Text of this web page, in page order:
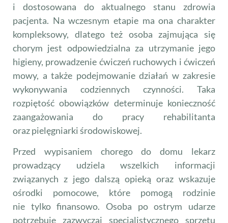
i dostosowana do aktualnego stanu zdrowia
pacjenta. Na wczesnym etapie ma ona charakter
kompleksowy, dlatego też osoba zajmująca się
chorym jest odpowiedzialna za utrzymanie jego
higieny, prowadzenie ćwiczeń ruchowych i ćwiczeń
mowy, a także podejmowanie działań w zakresie
wykonywania codziennych czynności. Taka
rozpiętość obowiązków determinuje konieczność
zaangażowania do pracy rehabilitanta
oraz pielęgniarki środowiskowej.
Przed wypisaniem chorego do domu lekarz
prowadzący udziela wszelkich informacji
związanych z jego dalszą opieką oraz wskazuje
ośrodki pomocowe, które pomogą rodzinie
nie tylko finansowo. Osoba po ostrym udarze
potrzebuje zazwyczaj specjalistycznego sprzętu